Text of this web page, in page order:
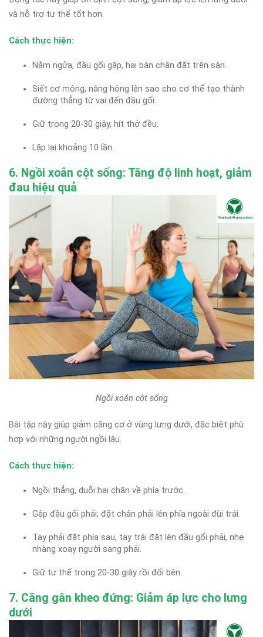
và hỗ trợ tư thế tốt hơn.
Cách thực hiện:
Nằm ngửa, đầu gối gập, hai bàn chân đặt trên sàn.
Siết cơ mông, nâng hông lên sao cho cơ thể tạo thành
đường thẳng từ vai đến đầu gối.
Giữ trong 20-30 giây, hít thở đều.
Lặp lại khoảng 10 lần.
6. Ngồi xoắn cột sống: Tăng độ linh hoạt, giảm
đau hiệu quả
Ngồi xoắn cột sống
Bài tập này giúp giảm căng cơ ở vùng lưng dưới, đặc biệt phù
hợp với những người ngồi lâu.
Cách thực hiện:
Ngồi thẳng, duỗi hai chân về phía trước.
Gập đầu gối phải, đặt chân phải lên phía ngoài đùi trái.
Tay phải đặt phía sau, tay trái đặt lên đầu gối phải, nhẹ
nhàng xoay người sang phải.
Giữ tư thế trong 20-30 giây rồi đổi bên.
7. Căng gân kheo đứng: Giảm áp lực cho lưng
dưới